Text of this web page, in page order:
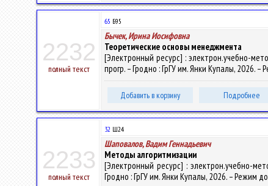
2232
полный текст
65 Б95
Бычек, Ирина Иосифовна
Теоретические основы менеджмента
[Электронный ресурс] : электрон.учебно-
прогр. – Гродно : ГрГУ им. Янки Купалы, 2026.
Добавить в корзину Подробнее
2233
полный текст
32 Ш24
Шаповалов, Вадим Геннадьевич
Методы алгоритмизации
[Электронный ресурс] : электрон.учебно-
Гродно : ГрГУ им. Янки Купалы, 2026. – Режим